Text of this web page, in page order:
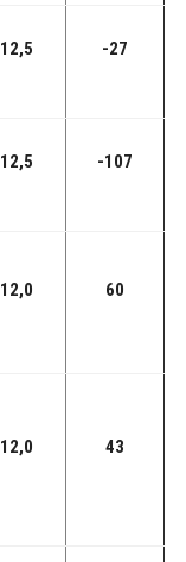
12,5 -27
12,5 -107
12,0 60
12,0 43